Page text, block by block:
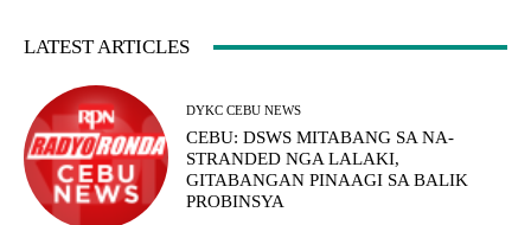
LATEST ARTICLES
DYKC CEBU NEWS
CEBU: DSWS MITABANG SA NA-
STRANDED NGA LALAKI,
GITABANGAN PINAAGI SA BALIK
PROBINSYA